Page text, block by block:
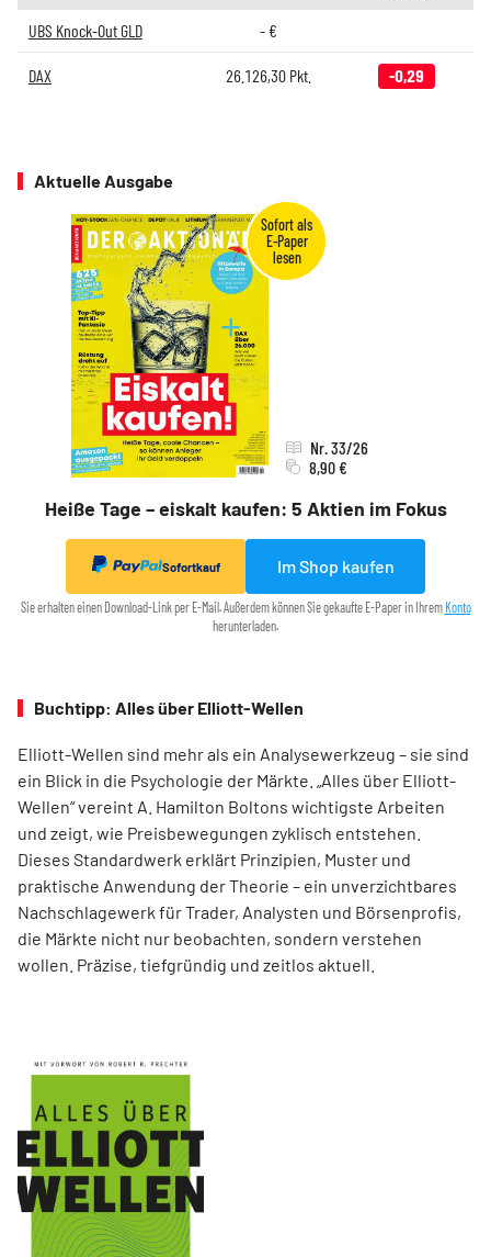
UBS Knock-Out GLD -€
DAX 26.126,30Pkt. -0,29
Aktuelle Ausgabe
Heiße Tage – eiskalt kaufen: 5 Aktien im Fokus
Nr. 33/26
8,90 €
Sofortkauf Im Shop kaufen
Sie erhalten einen Download-Link per E-Mail. Außerdem können Sie gekaufte E-Paper in Ihrem Konto
herunterladen.
Buchtipp: Alles über Elliott-Wellen
Elliott-Wellen sind mehr als ein Analysewerkzeug – sie sind
ein Blick in die Psychologie der Märkte. „Alles über Elliott-
Wellen“ vereint A. Hamilton Boltons wichtigste Arbeiten
und zeigt, wie Preisbewegungen zyklisch entstehen.
Dieses Standardwerk erklärt Prinzipien, Muster und
praktische Anwendung der Theorie – ein unverzichtbares
Nachschlagewerk für Trader, Analysten und Börsenprofis,
die Märkte nicht nur beobachten, sondern verstehen
wollen. Präzise, tiefgründig und zeitlos aktuell.